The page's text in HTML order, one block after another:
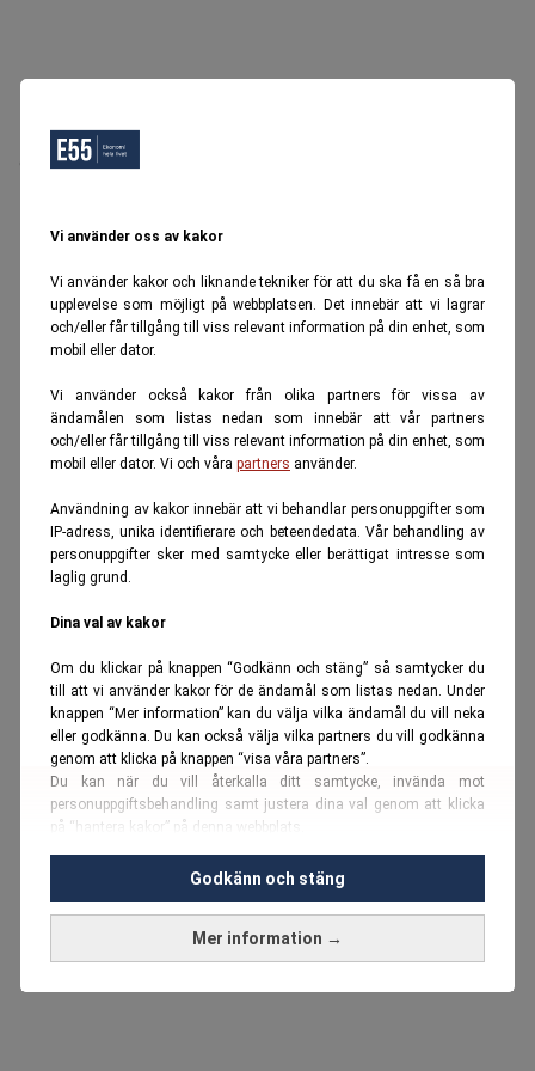
Vi använder oss av kakor
Vi använder kakor och liknande tekniker för att du ska få en så bra
upplevelse som möjligt på webbplatsen. Det innebär att vi lagrar
och/eller får tillgång till viss relevant information på din enhet, som
mobil eller dator.
Vi använder också kakor från olika partners för vissa av
ändamålen som listas nedan som innebär att vår partners
och/eller får tillgång till viss relevant information på din enhet, som
mobil eller dator. Vi och våra partners använder.
Användning av kakor innebär att vi behandlar personuppgifter som
IP-adress, unika identifierare och beteendedata. Vår behandling av
personuppgifter sker med samtycke eller berättigat intresse som
laglig grund.
Dina val av kakor
Om du klickar på knappen “Godkänn och stäng” så samtycker du
till att vi använder kakor för de ändamål som listas nedan. Under
knappen “Mer information” kan du välja vilka ändamål du vill neka
eller godkänna. Du kan också välja vilka partners du vill godkänna
genom att klicka på knappen “visa våra partners”.
Du kan när du vill återkalla ditt samtycke, invända mot
personuppgiftsbehandling samt justera dina val genom att klicka
på “hantera kakor” på denna webbplats.
Du kan fördjupa dig ytterligare i vårcookie-policy
Vi använder kakor och personuppgifter för dessa syften:
Nödvändiga cookies och liknande tekniker, anpassning av
Mer information →
Godkänn och stäng
Oops, Ett fel inträffade.